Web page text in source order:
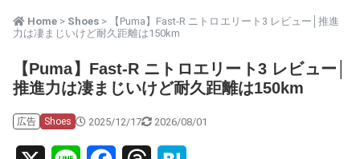
Home > Shoes > 【Puma】Fast-R ニトロエリート3 レビュー│推進
力は凄まじいけど耐久距離は150km
【Puma】Fast-R ニトロエリート3 レビュー│
推進力は凄まじいけど耐久距離は150km
広告 Shoes 2025/12/17 2026/08/01